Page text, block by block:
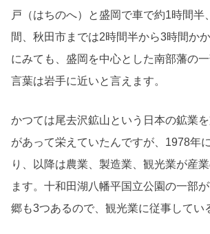
戸（はちのへ）と盛岡で車で約1時間半
間、秋田市までは2時間半から3時間か
にみても、盛岡を中心とした南部藩の
言葉は岩手に近いと言えます。
かつては尾去沢鉱山という日本の鉱業
があって栄えていたんですが、1978年
り、以降は農業、製造業、観光業が産
ます。十和田湖八幡平国立公園の一部
郷も3つあるので、観光業に従事してい